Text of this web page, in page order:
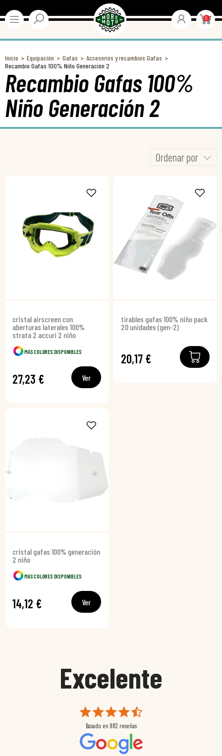
0
Inicio Equipación Gafas
Accesorios y recambios Gafas
Recambio Gafas 100% Niño Generación 2
Recambio Gafas 100%
Niño Generación 2
Ordenar por
cristal airscreen con
aberturas laterales 100%
strata 2 accuri 2 niño
MÁS COLORES DISPONIBLES
27,23 € Ver
tirables gafas 100% niño pack
20 unidades (gen-2)
20,17 €
cristal gafas 100% generación
2 niño
MÁS COLORES DISPONIBLES
14,12 € Ver
Excelente
Basado en 982 reseñas